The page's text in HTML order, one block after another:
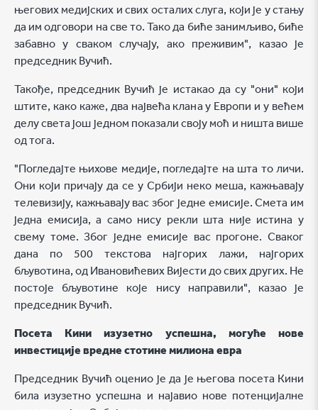
његових медијских и свих осталих слуга, који је у стању
да им одговори на све то. Тако да биће занимљиво, биће
забавно у сваком случају, ако преживим", казао је
председник Вучић.
Такође, председник Вучић је истакао да су "они" који
штите, како каже, два највећа клана у Европи и у већем
делу света још једном показали своју моћ и ништа више
од тога.
"Погледајте њихове медије, погледајте на шта то личи.
Они који причају да се у Србији неко меша, кажњавају
телевизију, кажњавају вас због једне емисије. Смета им
једна емисија, а само нису рекли шта није истина у
свему томе. Због једне емисије вас прогоне. Сваког
дана по 500 текстова најгорих лажи, најгорих
бљувотина, од Ивановићевих Вијести до свих других. Не
постоје бљувотине које нису направили", казао је
председник Вучић.
Посета Кини изузетно успешна, могуће нове
инвестиције вредне стотине милиона евра
Председник Вучић оценио је да је његова посета Кини
била изузетно успешна и најавио нове потенцијалне